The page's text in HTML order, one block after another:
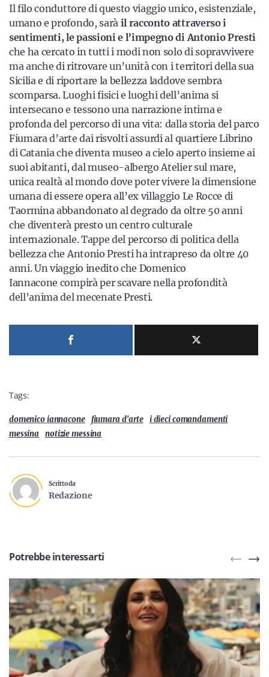
Il filo conduttore di questo viaggio unico, esistenziale,
umano e profondo, saràil racconto attraverso i
sentimenti, le passioni e l’impegno di Antonio Presti
che ha cercato in tutti i modi non solo di sopravvivere
ma anche di ritrovare un’unità con i territori della sua
Sicilia e di riportare la bellezza laddove sembra
scomparsa. Luoghi fisici e luoghi dell’anima si
intersecano e tessono una narrazione intima e
profonda del percorso di una vita: dalla storia del parco
Fiumara d’arte dai risvolti assurdi al quartiere Librino
di Catania che diventa museo a cielo aperto insieme ai
suoi abitanti, dal museo-albergo Atelier sul mare,
unica realtà al mondo dove poter vivere la dimensione
umana di essere opera all’ex villaggio Le Rocce di
Taormina abbandonato al degrado da oltre 50 anni
che diventerà presto un centro culturale
internazionale. Tappe del percorso di politica della
bellezza che Antonio Presti ha intrapreso da oltre 40
anni. Un viaggio inedito che Domenico
Iannacone compirà per scavare nella profondità
dell’anima del mecenate Presti.
Tags:
domenico iannacone fiumara d'arte i dieci comandamenti
messina notizie messina
Scritto da
Redazione
Potrebbe interessarti